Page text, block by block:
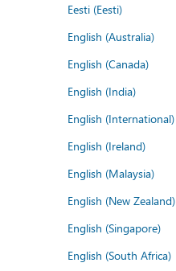
Eesti (Eesti)
English (Australia)
English (Canada)
English (India)
English (International)
English (Ireland)
English (Malaysia)
English (New Zealand)
English (Singapore)
English (South Africa)